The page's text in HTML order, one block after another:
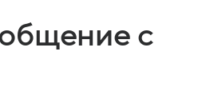
с